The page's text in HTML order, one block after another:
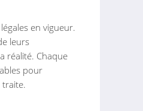
en vigueur.
leurs
réalité. Chaque
pour
traite.